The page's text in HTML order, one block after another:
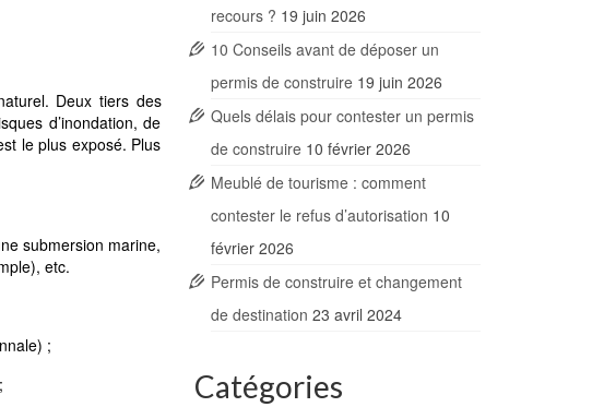
Deux tiers des
d’inondation, de
le plus exposé. Plus
submersion marine,
etc.
;
recours ? 19 juin 2026
10 Conseils avant de déposer un
permis de construire 19 juin 2026
Quels délais pour contester un permis
de construire 10 février 2026
Meublé de tourisme : comment
contester le refus d’autorisation 10
février 2026
Permis de construire et changement
de destination 23 avril 2024
Catégories